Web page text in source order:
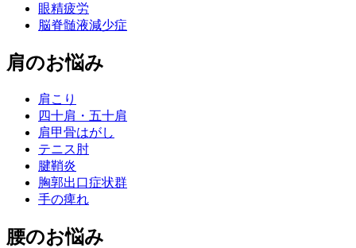
眼精疲労
脳脊髄液減少症
肩のお悩み
肩こり
四十肩・五十肩
肩甲骨はがし
テニス肘
腱鞘炎
胸郭出口症状群
手の痺れ
腰のお悩み